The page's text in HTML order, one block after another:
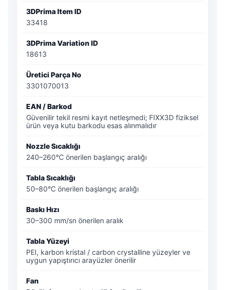
3DPrima Item ID
33418
3DPrima Variation ID
18613
Üretici Parça No
3301070013
EAN / Barkod
Güvenilir tekil resmi kayıt netleşmedi; FIXX3D fiziksel
ürün veya kutu barkodu esas alınmalıdır
Nozzle Sıcaklığı
240–260°C önerilen başlangıç aralığı
Tabla Sıcaklığı
50–80°C önerilen başlangıç aralığı
Baskı Hızı
30–300 mm/sn önerilen aralık
Tabla Yüzeyi
PEI, karbon kristal / carbon crystalline yüzeyler ve
uygun yapıştırıcı arayüzler önerilir
Fan